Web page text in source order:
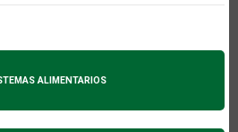
ALIMENTARIOS